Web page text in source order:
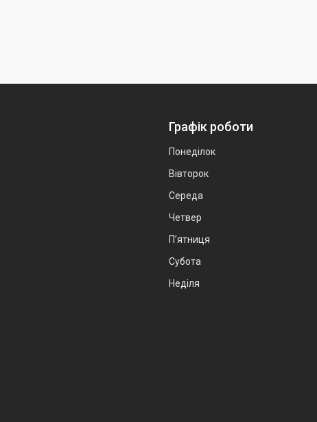
Графік роботи
Понеділок
Вівторок
Середа
Четвер
Пʼятниця
Субота
Неділя